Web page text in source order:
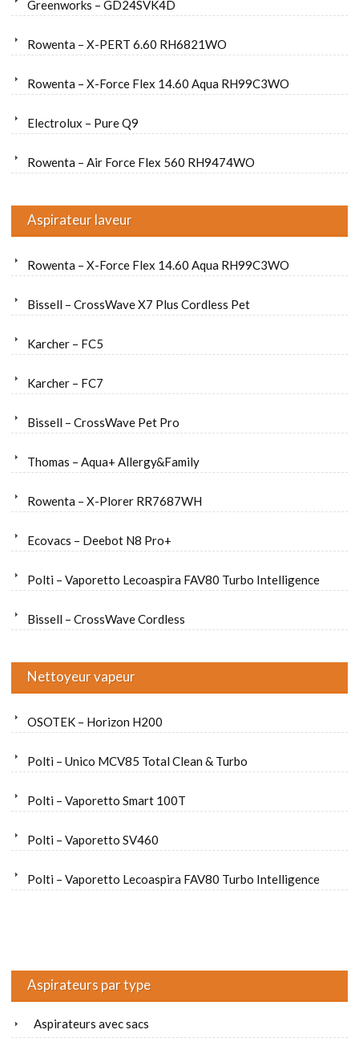
Greenworks – GD24SVK4D
Rowenta – X-PERT 6.60 RH6821WO
Rowenta – X-Force Flex 14.60 Aqua RH99C3WO
Electrolux – Pure Q9
Rowenta – Air Force Flex 560 RH9474WO
Aspirateur laveur
Rowenta – X-Force Flex 14.60 Aqua RH99C3WO
Bissell – CrossWave X7 Plus Cordless Pet
Karcher – FC5
Karcher – FC7
Bissell – CrossWave Pet Pro
Thomas – Aqua+ Allergy&Family
Rowenta – X-Plorer RR7687WH
Ecovacs – Deebot N8 Pro+
Polti – Vaporetto Lecoaspira FAV80 Turbo Intelligence
Bissell – CrossWave Cordless
Nettoyeur vapeur
OSOTEK – Horizon H200
Polti – Unico MCV85 Total Clean & Turbo
Polti – Vaporetto Smart 100T
Polti – Vaporetto SV460
Polti – Vaporetto Lecoaspira FAV80 Turbo Intelligence
Aspirateurs par type
Aspirateurs avec sacs